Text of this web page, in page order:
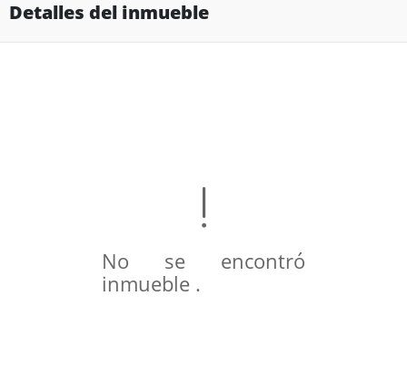
Detalles del inmueble
No se encontró
inmueble .